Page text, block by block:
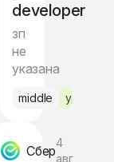
developer
зп
не
указана
middle удалённо
Сбер
4
авг